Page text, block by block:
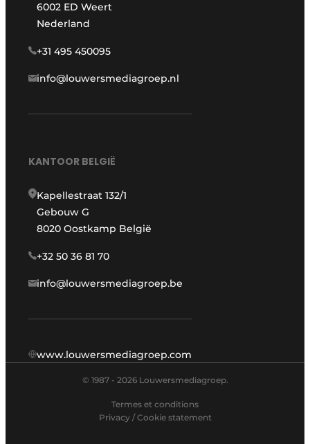
6002 ED Weert
Nederland
+31 495 450095
info@louwersmediagroep.nl
KANTOOR BELGIË
Kapellestraat 132/1
Gebouw G
8020 Oostkamp België
+32 50 36 81 70
info@louwersmediagroep.be
www.louwersmediagroep.com
© 1987 - 2026 Louwersmediagroep.
Termes et conditions
Privacy / Cookie statement